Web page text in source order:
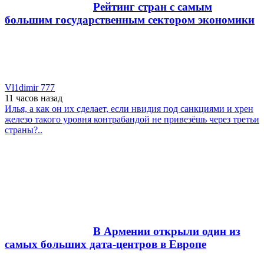
Рейтинг стран с самым
большим государственным сектором экономики
Vl1dimir 777
11 часов назад
Илья, а как он их сделает, если нвидия под санкциями и хрен
железо такого уровня контрабандой не привезёшь через третьи
страны?..
В Армении открыли один из
самых больших дата-центров в Европе